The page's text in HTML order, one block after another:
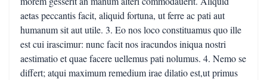
aetas peccantis facit, aliquid fortuna, ut ferre ac pati aut
humanum sit aut utile. 3. Eo nos loco constituamus quo ille
est cui irascimur: nunc facit nos iracundos iniqua nostri
aestimatio et quae facere uellemus pati nolumus. 4. Nemo se
differt; atqui maximum remedium irae dilatio est,ut primus